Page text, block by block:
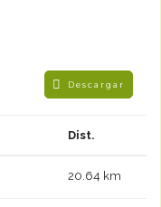
Descargar
Dist.
20.64 km